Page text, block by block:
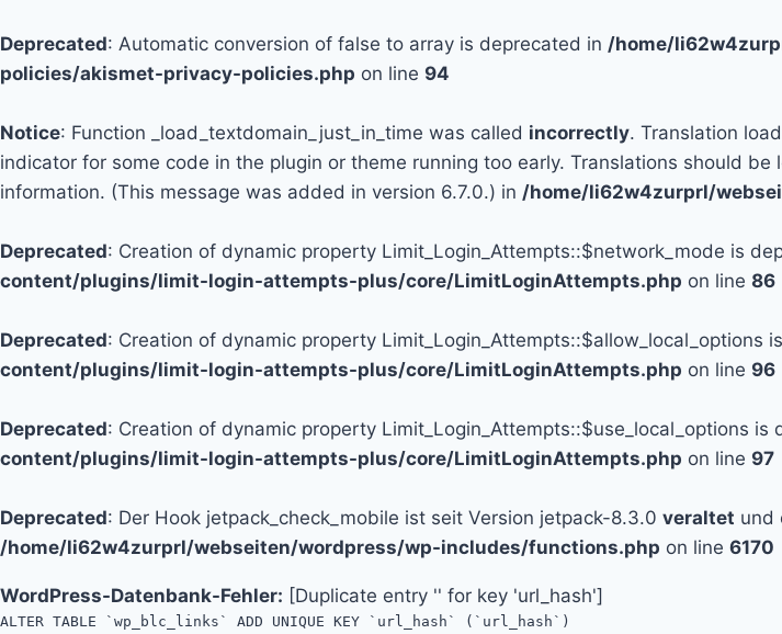
Deprecated: Automatic conversion of false to array is deprecated in /home/
policies/akismet-privacy-policies.php on line 94
Notice: Function _load_textdomain_just_in_time was called incorrectly. Translation
indicator for some code in the plugin or theme running too early. Translations should be
information. (This message was added in version 6.7.0.) in /home/li62w4zurprl/
Deprecated: Creation of dynamic property Limit_Login_Attempts::$network_mode is
content/plugins/limit-login-attempts-plus/core/LimitLoginAttempts.php on line 86
Deprecated: Creation of dynamic property Limit_Login_Attempts::$allow_local_options
content/plugins/limit-login-attempts-plus/core/LimitLoginAttempts.php on line 96
Deprecated: Creation of dynamic property Limit_Login_Attempts::$use_local_options is
content/plugins/limit-login-attempts-plus/core/LimitLoginAttempts.php on line 97
Deprecated: Der Hook jetpack_check_mobile ist seit Version jetpack-8.3.0 veraltet und
/home/li62w4zurprl/webseiten/wordpress/wp-includes/functions.php on line 6170
WordPress-Datenbank-Fehler: [Duplicate entry '' for key 'url_hash']
ALTER TABLE `wp_blc_links` ADD UNIQUE KEY `url_hash` (`url_hash`)